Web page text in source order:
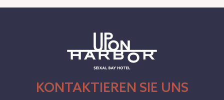
KONTAKTIEREN SIE UNS